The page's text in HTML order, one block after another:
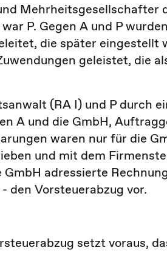
Mehrheitsgesellschafter
P. Gegen A und P
die später eingestellt
geleistet, die
(RA I) und P durch
A und die GmbH,
waren nur für die
und mit dem
adressierte
den Vorsteuerabzug vor.
setzt voraus,